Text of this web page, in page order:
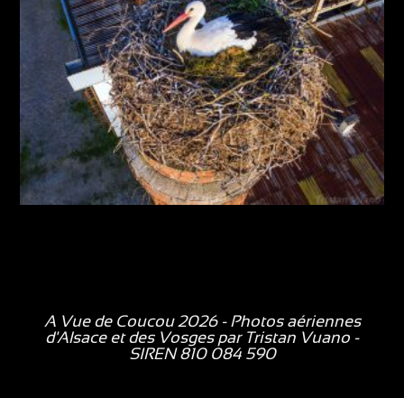
A Vue de Coucou 2026 - Photos aériennes
d'Alsace et des Vosges par Tristan Vuano -
SIREN 810 084 590